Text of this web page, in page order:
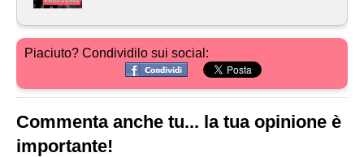
Piaciuto? Condividilo sui social:
Commenta anche tu... la tua opinione è
importante!